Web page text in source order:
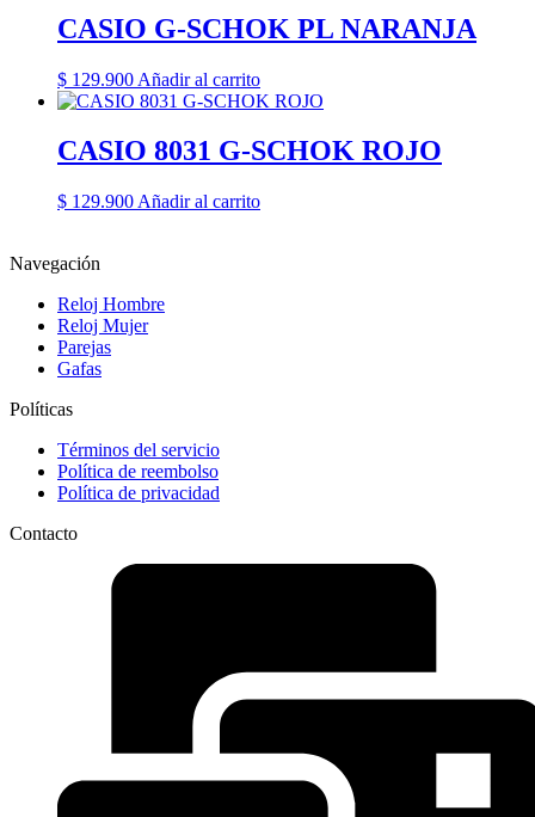
CASIO G-SCHOK PL NARANJA
$ 129.900 Añadir al carrito
CASIO 8031 G-SCHOK ROJO
$ 129.900 Añadir al carrito
Navegación
Reloj Hombre
Reloj Mujer
Parejas
Gafas
Políticas
Términos del servicio
Política de reembolso
Política de privacidad
Contacto